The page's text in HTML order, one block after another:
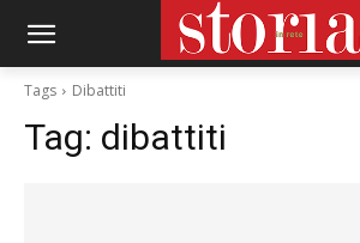
Tags Dibattiti
Tag: dibattiti